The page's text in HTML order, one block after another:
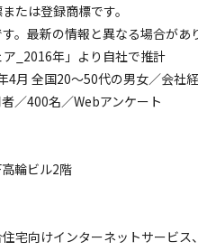
たは登録商標です。
。最新の情報と異なる場合があ
_2016年」より自社で推計
月 全国20～50代の男女／会社
／400名／Webアンケート
輪ビル2階
宅向けインターネットサービス